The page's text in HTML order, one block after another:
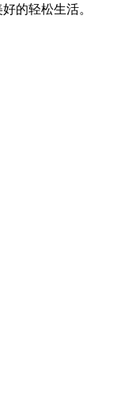
的轻松生活。